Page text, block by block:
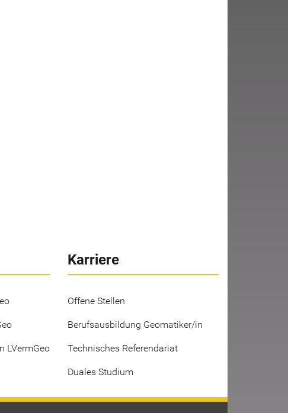
LVermGeo
Karriere
Offene Stellen
Berufsausbildung Geomatiker/in
Technisches Referendariat
Duales Studium